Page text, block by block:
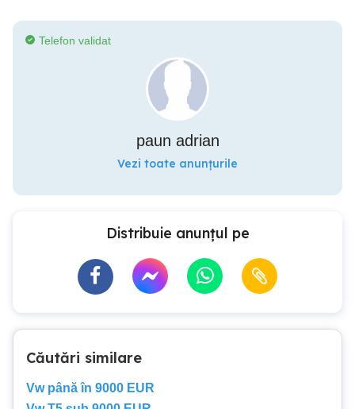
Telefon validat
paun adrian
Vezi toate anunțurile
Distribuie anunțul pe
Căutări similare
Vw până în 9000 EUR